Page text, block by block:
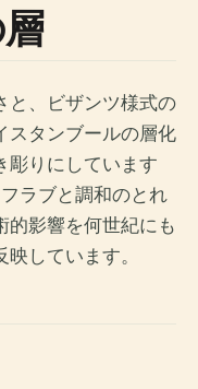
と、ビザンツ様式の
スタンブールの層化
彫りにしています
ラブと調和のとれ
的影響を何世紀にも
しています。